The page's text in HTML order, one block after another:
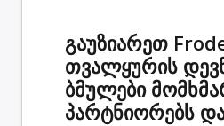
გაუზიარეთ
თვალყურის
ბმულები
პარტნიორებს